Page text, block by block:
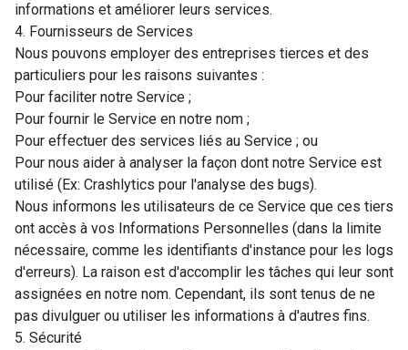
informations et améliorer leurs services.
4. Fournisseurs de Services
Nous pouvons employer des entreprises tierces et des
particuliers pour les raisons suivantes :
Pour faciliter notre Service ;
Pour fournir le Service en notre nom ;
Pour effectuer des services liés au Service ; ou
Pour nous aider à analyser la façon dont notre Service est
utilisé (Ex: Crashlytics pour l'analyse des bugs).
Nous informons les utilisateurs de ce Service que ces tiers
ont accès à vos Informations Personnelles (dans la limite
nécessaire, comme les identifiants d'instance pour les logs
d'erreurs). La raison est d'accomplir les tâches qui leur sont
assignées en notre nom. Cependant, ils sont tenus de ne
pas divulguer ou utiliser les informations à d'autres fins.
5. Sécurité